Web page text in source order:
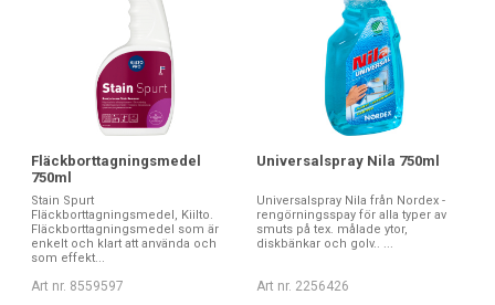
Fläckborttagningsmedel
750ml
Stain Spurt
Fläckborttagningsmedel, Kiilto.
Fläckborttagningsmedel som är
enkelt och klart att använda och
som effekt...
Art nr. 8559597
Universalspray Nila 750ml
Universalspray Nila från Nordex -
rengörningsspay för alla typer av
smuts på tex. målade ytor,
diskbänkar och golv.. ...
Art nr. 2256426